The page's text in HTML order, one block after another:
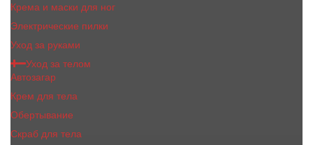
Крема и маски для ног
Электрические пилки
Уход за руками
Уход за телом
Автозагар
Крем для тела
Обертывание
Скраб для тела